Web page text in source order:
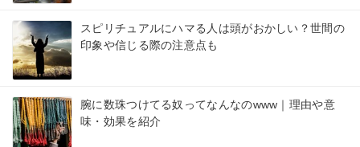
スピリチュアルにハマる人は頭がおかしい？世間の
印象や信じる際の注意点も
腕に数珠つけてる奴ってなんなのwww｜理由や意
味・効果を紹介